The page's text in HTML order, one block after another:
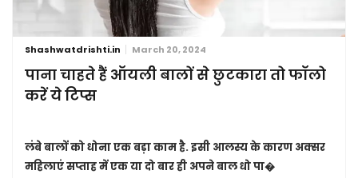
Shashwatdrishti.in March 20, 2024
पाना चाहते हैं ऑयली बालों से छुटकारा तो फॉलो
करें ये टिप्स
लंबे बालों को धोना एक बड़ा काम है. इसी आलस्य के कारण अक्सर
महिलाएं सप्ताह में एक या दो बार ही अपने बाल धो पा�